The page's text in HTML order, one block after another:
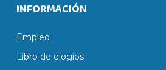
INFORMACIÓN
Empleo
Libro de elogios